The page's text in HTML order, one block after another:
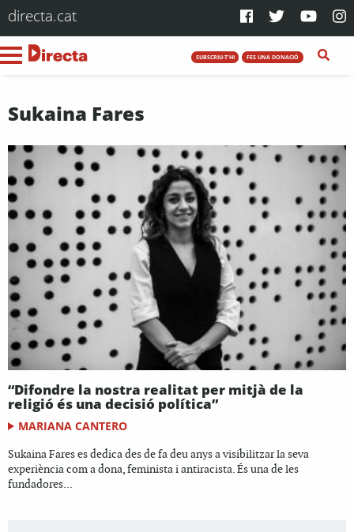
directa.cat
SUBSCRIU-T'HI FES UNA DONACIÓ
Sukaina Fares
“Difondre la nostra realitat per mitjà de la
religió és una decisió política”
MARIANA CANTERO
Sukaina Fares es dedica des de fa deu anys a visibilitzar la seva
experiència com a dona, feminista i antiracista. És una de les
fundadores...